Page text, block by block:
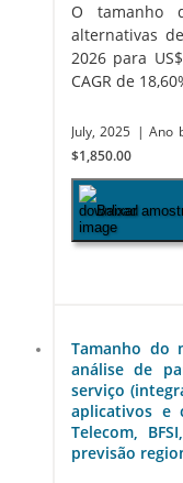
O tamanho
alternativas
2026 para
CAGR de
July, 2025 | Ano
$1,850.00
Baixar
Tamanho do
análise de
serviço
aplicativos e
Telecom,
previsão